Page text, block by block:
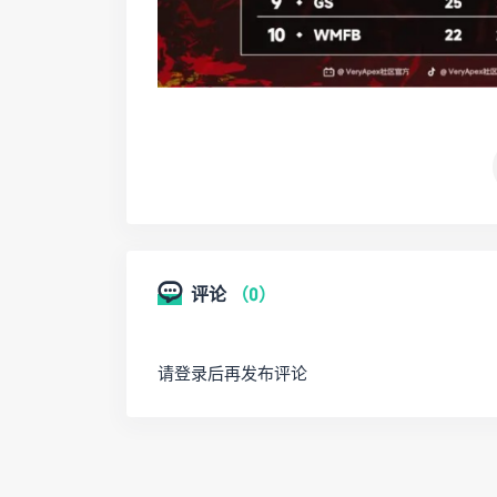
评论 （0）
请登录后再发布评论